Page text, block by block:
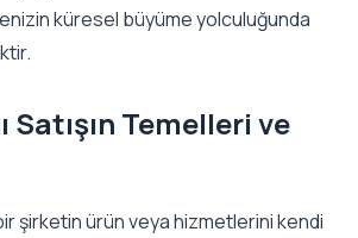
küresel büyüme yolculuğunda
Satışın Temelleri ve
şirketin ürün veya hizmetlerini kendi